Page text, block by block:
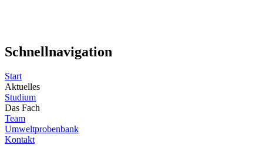
Schnellnavigation
Start
Aktuelles
Studium
Das Fach
Team
Umweltprobenbank
Kontakt